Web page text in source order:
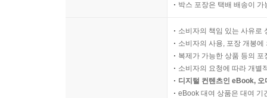
박스 포장은 택배 배송이
소비자의 책임 있는 사유로
소비자의 사용, 포장 개봉
복제가 가능한 상품 등의
소비자의 요청에 따라 개별
디지털 컨텐츠인 eBook,
eBook 대여 상품은 대여 기